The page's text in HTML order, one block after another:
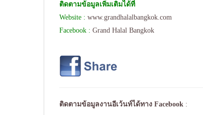
ติดตามข้อมูลเพิ่มเติมได้ที่
Website : www.grandhalalbangkok.com
Facebook : Grand Halal Bangkok
ติดตามข้อมูลงานอีเว้นท์ได้ทาง Facebook :